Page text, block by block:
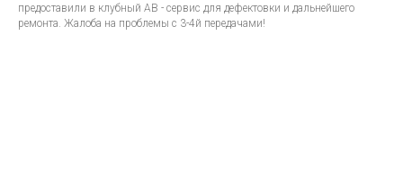
предоставили в клубный АВ - сервис для дефектовки и дальнейшего
ремонта. Жалоба на проблемы с 3-4й передачами!